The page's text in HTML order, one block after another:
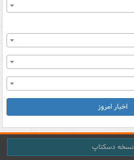
اخبار امروز
نسخه دسکتاپ